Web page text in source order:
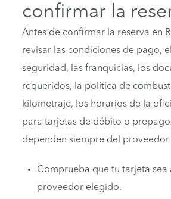
confirmar la
Antes de confirmar la reserva en
revisar las condiciones de pago,
seguridad, las franquicias, los
requeridos, la política de
kilometraje, los horarios de la
para tarjetas de débito o
dependen siempre del proveedor
Comprueba que tu tarjeta sea
proveedor elegido.